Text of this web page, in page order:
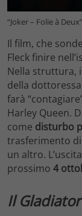
“Joker – Folie à
Il film, che
Fleck finire
Nella struttura,
della dottoressa
farà
Harley Queen.
come disturbo
trasferimento
un altro.
prossimo 4
Il